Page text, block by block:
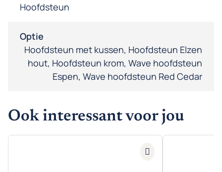
Hoofdsteun
Optie
Hoofdsteun met kussen, Hoofdsteun Elzen
hout, Hoofdsteun krom, Wave hoofdsteun
Espen, Wave hoofdsteun Red Cedar
Ook interessant voor jou